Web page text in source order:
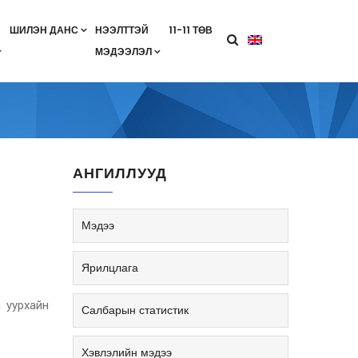
ШИЛЭН ДАНС
НЭЭЛТТЭЙ
МЭДЭЭЛЭЛ
11-11 ТӨВ
АНГИЛЛУУД
Мэдээ
Ярилцлага
Салбарын статистик
Хэвлэлийн мэдээ